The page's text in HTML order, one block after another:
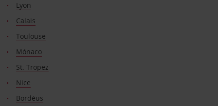
Lyon
Calais
Toulouse
Mónaco
St. Tropez
Nice
Bordéus